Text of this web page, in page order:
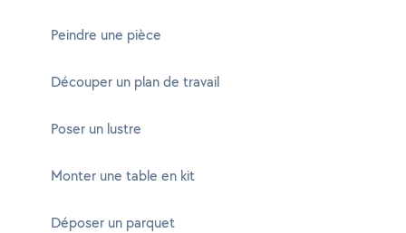
Peindre une pièce
Découper un plan de travail
Poser un lustre
Monter une table en kit
Déposer un parquet